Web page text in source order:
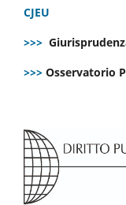
CJEU
>>>
>>> Osservatorio